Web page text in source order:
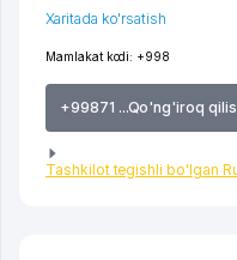
Mamlakat kodi: +998
+99871 ...Qo'ng'iroq
Tashkilot tegishli bo'lgan
Xaritada ko'rsatish